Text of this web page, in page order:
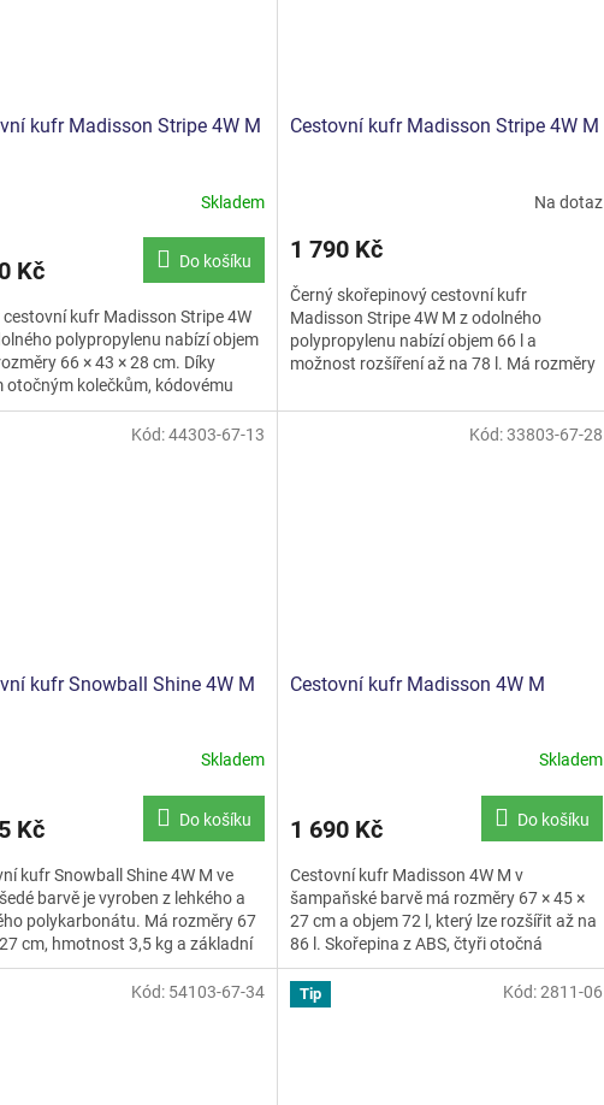
kufr Madisson Stripe 4W M
Skladem
Kč Do košíku
cestovní kufr Madisson Stripe 4W
polypropylenu nabízí objem
66 × 43 × 28 cm. Díky
otočným kolečkům, kódovému
vnitřním popruhům a...
Cestovní kufr Madisson Stripe 4W M
Na dotaz
1 790 Kč
Černý skořepinový cestovní kufr
Madisson Stripe 4W M z odolného
polypropylenu nabízí objem 66 l a
možnost rozšíření až na 78 l. Má rozměry
kufr Snowball Shine 4W M
Skladem
Kč Do košíku
kufr Snowball Shine 4W M ve
barvě je vyroben z lehkého a
polykarbonátu. Má rozměry 67
cm, hmotnost 3,5 kg a základní
litrů,...
Kód:44303-67-13
Cestovní kufr Madisson 4W M
Skladem
1 690 Kč Do košíku
Cestovní kufr Madisson 4W M v
šampaňské barvě má rozměry 67 × 45 ×
27 cm a objem 72 l, který lze rozšířit až na
86 l. Skořepina z ABS, čtyři otočná
kolečka, TSA zámek, výsuvná...
Kód:33803-67-28
Kód: 54103-67-34 Tip Kód:2811-06